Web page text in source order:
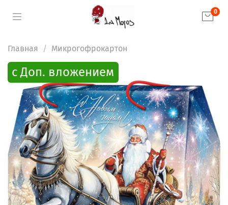
0
Главная Микрогофрокартон
с Доп. вложением